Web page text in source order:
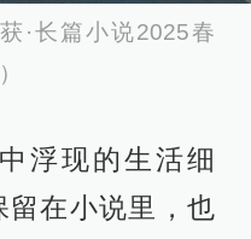
·长篇小说2025春
浮现的生活细
在小说里，也